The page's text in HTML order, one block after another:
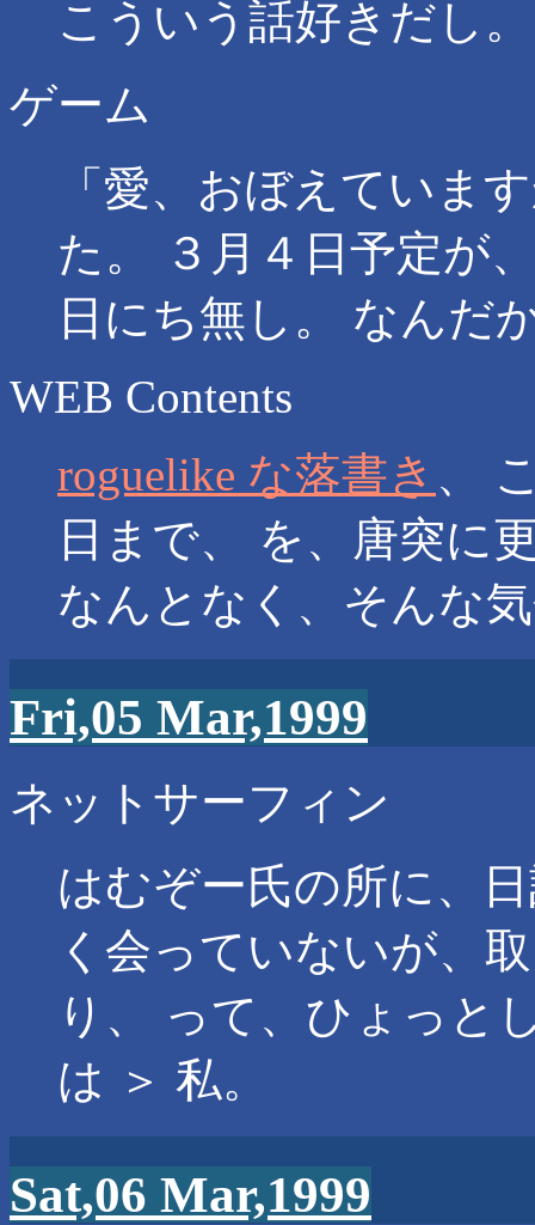
こういう話好きだし。
ゲーム
「愛、おぼえていま
た。 ３月４日予定が
日にち無し。 なんだ
WEB Contents
roguelike な落書き 、
日まで、 を、唐突に
なんとなく、そんな
Fri,05 Mar,1999
ネットサーフィン
はむぞー氏の所に、
く会っていないが、
り、 って、ひょっと
は ＞ 私。
Sat,06 Mar,1999